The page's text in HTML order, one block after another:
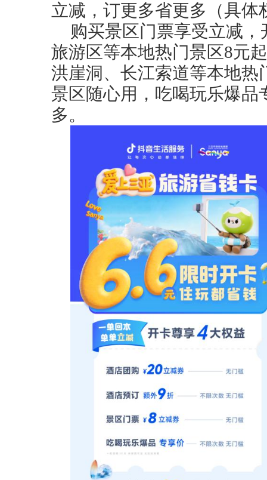
立减，订更多省更多（具体
购买景区门票享受立减
旅游区等本地热门景区8元
洪崖洞、长江索道等本地热
景区随心用，吃喝玩乐爆品
多。